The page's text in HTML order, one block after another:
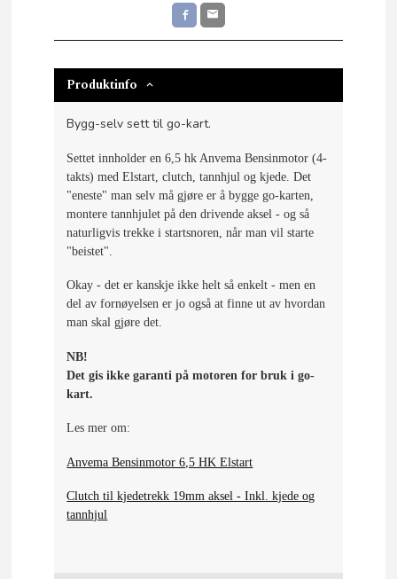
Produktinfo
Bygg-selv sett til go-kart.
Settet innholder en 6,5 hk Anvema Bensinmotor (4-
takts) med Elstart, clutch, tannhjul og kjede. Det
"eneste" man selv må gjøre er å bygge go-karten,
montere tannhjulet på den drivende aksel - og så
naturligvis trekke i startsnoren, når man vil starte
"beistet".
Okay - det er kanskje ikke helt så enkelt - men en
del av fornøyelsen er jo også at finne ut av hvordan
man skal gjøre det.
NB!
Det gis ikke garanti på motoren for bruk i go-
kart.
Les mer om:
Anvema Bensinmotor 6,5 HK Elstart
Clutch til kjedetrekk 19mm aksel - Inkl. kjede og
tannhjul